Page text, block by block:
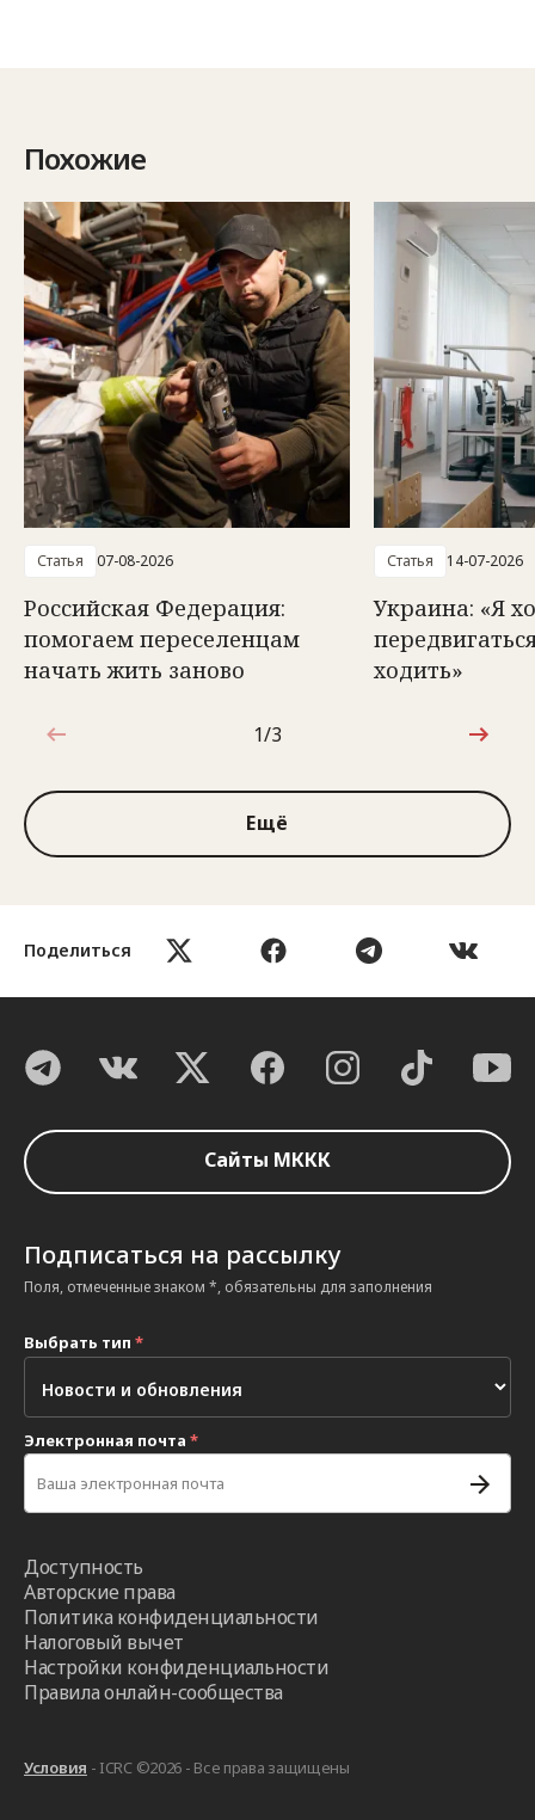
Поделиться
Похожие
Статья 07-08-2026
Российская Федерация:
помогаем переселенцам
начать жить заново
Статья 14-07-2026
Украина: «Я
ходить»
1 из 3
1/3
Ещё
Сайты МККК
Подписаться на рассылку
Поля, отмеченные знаком *, обязательны для заполнения
Выбрать тип *
Электронная почта *
Доступность
Авторские права
Политика конфиденциальности
Налоговый вычет
Настройки конфиденциальности
Правила онлайн-сообщества
Условия - ICRC ©2026 - Все права защищены